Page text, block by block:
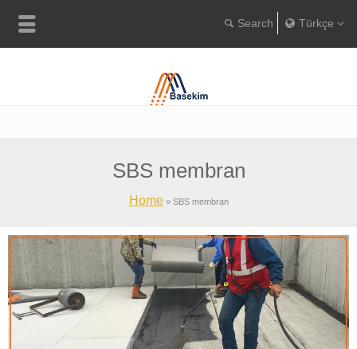
Türkçe
Home» SBS membran
SBS membran